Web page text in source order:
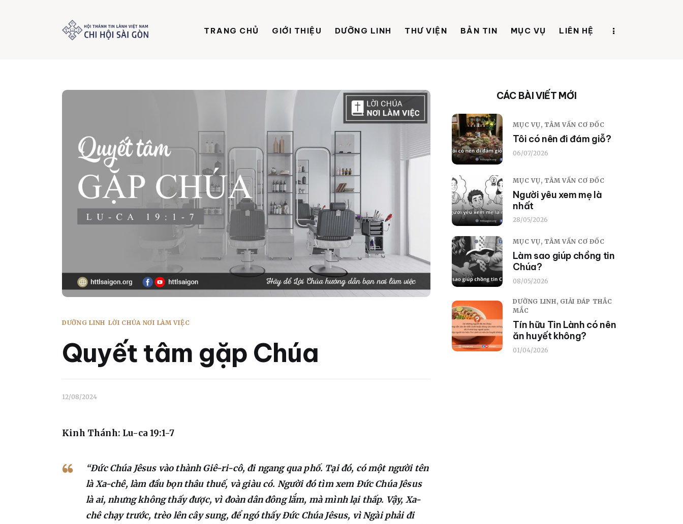
TRANG CHỦ GIỚI THIỆU DƯỠNG LINH THƯ VIỆN BẢN TIN MỤC VỤ LIÊN HỆ
DƯỠNG LINH LỜI CHÚA NƠI LÀM VIỆC
Quyết tâm gặp Chúa
12/08/2024
Kinh Thánh: Lu-ca 19:1-7
“Đức Chúa Jêsus vào thành Giê-ri-cô, đi ngang qua phố. Tại đó, có một người tên
là Xa-chê, làm đầu bọn thâu thuế, và giàu có. Người đó tìm xem Đức Chúa Jêsus
là ai, nhưng không thấy được, vì đoàn dân đông lắm, mà mình lại thấp. Vậy, Xa-
chê chạy trước, trèo lên cây sung, để ngó thấy Đức Chúa Jêsus, vì Ngài phải đi
CÁC BÀI VIẾT MỚI
MỤC VỤ, TÂM VẤN CƠ ĐỐC
Tôi có nên đi đám giỗ?
06/07/2026
MỤC VỤ, TÂM VẤN CƠ ĐỐC
Người yêu xem mẹ là
nhất
28/05/2026
MỤC VỤ, TÂM VẤN CƠ ĐỐC
Làm sao giúp chồng tin
Chúa?
08/05/2026
DƯỠNG LINH, GIẢI ĐÁP THẮC
MẮC
Tín hữu Tin Lành có nên
ăn huyết không?
01/04/2026